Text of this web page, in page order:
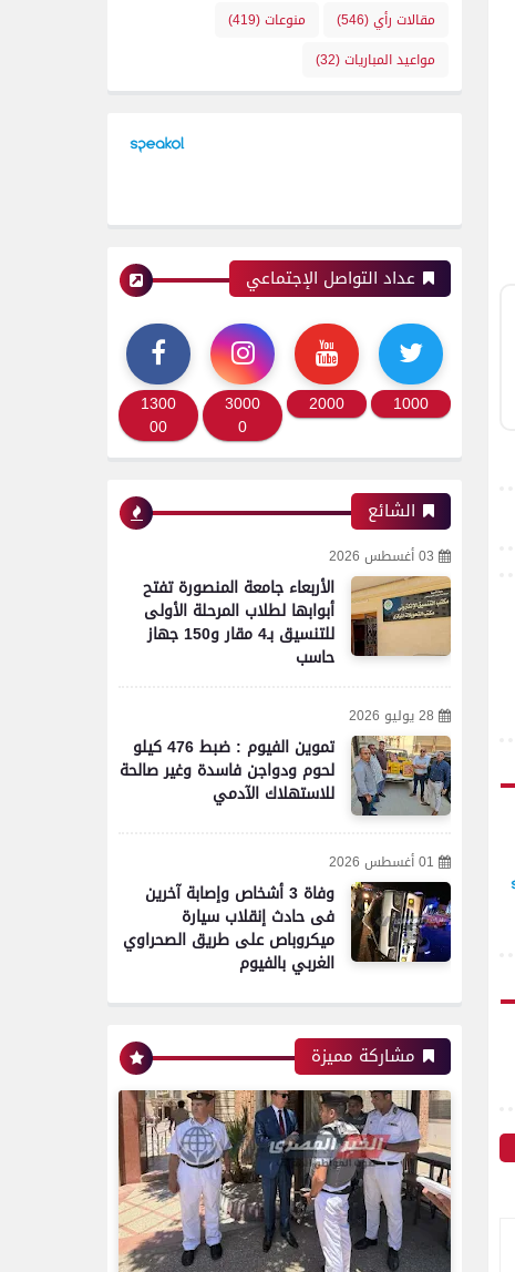
مقالات رأي(546) منوعات(419)
مواعيد المباريات(32)
عداد التواصل الإجتماعي
1000
2000
3000
0
1300
00
الشائع
03 أغسطس 2026
الأربعاء جامعة المنصورة تفتح
أبوابها لطلاب المرحلة الأولى
للتنسيق بـ4 مقار و150 جهاز
حاسب
28 يوليو 2026
تموين الفيوم : ضبط 476 كيلو
لحوم ودواجن فاسدة وغير صالحة
للاستهلاك الآدمي
01 أغسطس 2026
وفاة 3 أشخاص وإصابة آخرين
فى حادث إنقلاب سيارة
ميكروباص على طريق الصحراوي
الغربي بالفيوم
مشاركة مميزة
محافظات